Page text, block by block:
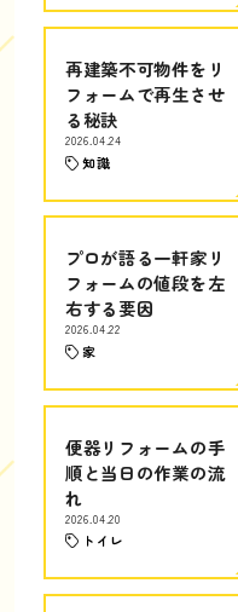
再建築不可物件をリ
フォームで再生させ
る秘訣
2026.04.24
知識
プロが語る一軒家リ
フォームの値段を左
右する要因
2026.04.22
家
便器リフォームの手
順と当日の作業の流
れ
2026.04.20
トイレ